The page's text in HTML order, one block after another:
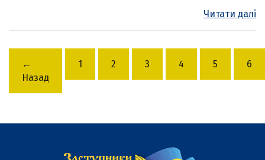
Читати далі
←
Назад
1 2 3 4 5 6